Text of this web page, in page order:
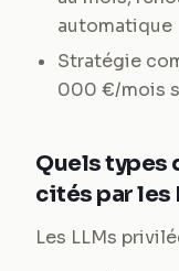
automatique
Stratégie
000 €/mois
Quels types
cités par les
Les LLMs